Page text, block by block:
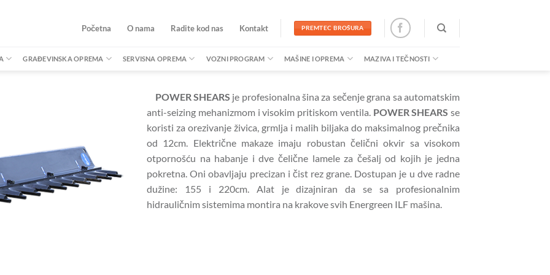
Početna O nama Radite kod nas Kontakt PREMTEC BROŠURA
GRAĐEVINSKA OPREMA SERVISNA OPREMA VOZNI PROGRAM MAŠINE I OPREMA MAZIVA I TEČNOSTI
POWER SHEARS je profesionalna šina za sečenje grana sa automatskim
anti-seizing mehanizmom i visokim pritiskom ventila. POWER SHEARS se
koristi za orezivanje živica, grmlja i malih biljaka do maksimalnog prečnika
od 12cm. Električne makaze imaju robustan čelični okvir sa visokom
otpornošću na habanje i dve čelične lamele za češalj od kojih je jedna
pokretna. Oni obavljaju precizan i čist rez grane. Dostupan je u dve radne
dužine: 155 i 220cm. Alat je dizajniran da se sa profesionalnim
hidrauličnim sistemima montira na krakove svih Energreen ILF mašina.